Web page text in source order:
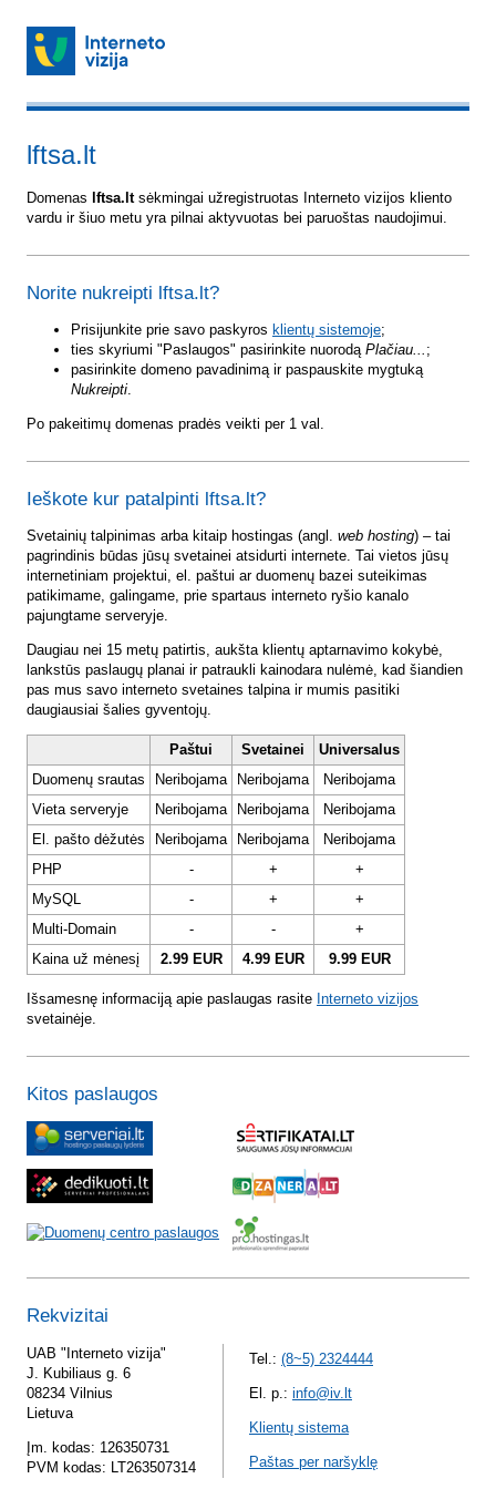
lftsa.lt
Domenas lftsa.ltsėkmingai užregistruotas Interneto vizijos kliento
vardu ir šiuo metu yra pilnai aktyvuotas bei paruoštas naudojimui.
Norite nukreipti lftsa.lt?
Prisijunkite prie savo paskyros klientų sistemoje;
ties skyriumi "Paslaugos" pasirinkite nuorodą Plačiau... ;
pasirinkite domeno pavadinimą ir paspauskite mygtuką
Nukreipti.
Po pakeitimų domenas pradės veikti per 1 val.
Ieškote kur patalpinti lftsa.lt?
Svetainių talpinimas arba kitaip hostingas (angl. web hosting) – tai
pagrindinis būdas jūsų svetainei atsidurti internete. Tai vietos jūsų
internetiniam projektui, el. paštui ar duomenų bazei suteikimas
patikimame, galingame, prie spartaus interneto ryšio kanalo
pajungtame serveryje.
Daugiau nei 15 metų patirtis, aukšta klientų aptarnavimo kokybė,
lankstūs paslaugų planai ir patraukli kainodara nulėmė, kad šiandien
pas mus savo interneto svetaines talpina ir mumis pasitiki
daugiausiai šalies gyventojų.
Paštui Svetainei
Universalus
Duomenų srautas
Neribojama Neribojama
Neribojama
Vieta serveryje
Neribojama Neribojama
Neribojama
El. pašto dėžutės
Neribojama Neribojama
Neribojama
PHP
- +
+
MySQL
- +
+
Multi-Domain
- -
+
Kaina už mėnesį
2.99 EUR 4.99 EUR 9.99 EUR
Išsamesnę informaciją apie paslaugas rasite Interneto vizijos
svetainėje.
Kitos paslaugos
Rekvizitai
UAB "Interneto vizija"
J. Kubiliaus g. 6
08234 Vilnius
Lietuva
Įm. kodas: 126350731
PVM kodas: LT263507314
Tel.: (8~5) 2324444
El. p.: info@iv.lt
Klientų sistema
Paštas per naršyklę